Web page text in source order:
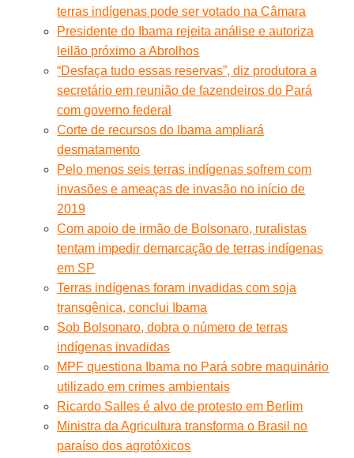
terras indígenas pode ser votado na Câmara
Presidente do Ibama rejeita análise e autoriza
leilão próximo a Abrolhos
“Desfaça tudo essas reservas”, diz produtora a
secretário em reunião de fazendeiros do Pará
com governo federal
Corte de recursos do Ibama ampliará
desmatamento
Pelo menos seis terras indígenas sofrem com
invasões e ameaças de invasão no início de
2019
Com apoio de irmão de Bolsonaro, ruralistas
tentam impedir demarcação de terras indígenas
em SP
Terras indígenas foram invadidas com soja
transgênica, conclui Ibama
Sob Bolsonaro, dobra o número de terras
indígenas invadidas
MPF questiona Ibama no Pará sobre maquinário
utilizado em crimes ambientais
Ricardo Salles é alvo de protesto em Berlim
Ministra da Agricultura transforma o Brasil no
paraíso dos agrotóxicos